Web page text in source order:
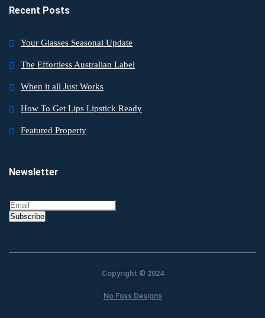
Recent Posts
Your Glasses Seasonal Update
The Effortless Australian Label
When it all Just Works
How To Get Lips Lipstick Ready
Featured Property
Newsletter
Subscribe
Copyright © 2024
No Fuss Designs